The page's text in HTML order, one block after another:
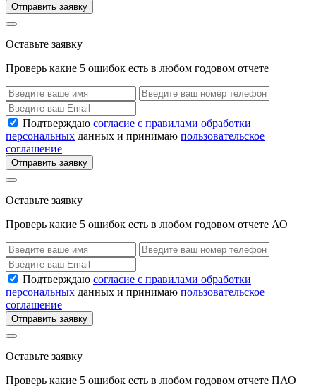
Отправить заявку
Оставьте заявку
Проверь какие 5 ошибок есть в любом годовом отчете
Подтверждаю согласие с правилами обработки
персональных данных и принимаю пользовательское
соглашение
Отправить заявку
Оставьте заявку
Проверь какие 5 ошибок есть в любом годовом отчете АО
Подтверждаю согласие с правилами обработки
персональных данных и принимаю пользовательское
соглашение
Отправить заявку
Оставьте заявку
Проверь какие 5 ошибок есть в любом годовом отчете ПАО